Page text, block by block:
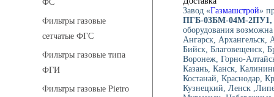
ФС
Фильтры газовые
сетчатые ФГС
Фильтры газовые типа
ФГИ
Фильтры газовые Pietro
Завод «Газмашстрой»
ПГБ-03БМ-04М-
оборудования
Ангарск,
Бийск, Благовещенск,
Воронеж, Горно-
Казань, Канск,
Костанай, Краснодар,
Кузнецкий, Ленск